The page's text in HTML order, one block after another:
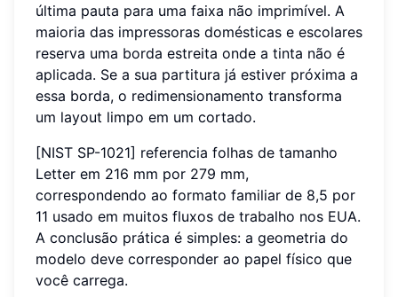
última pauta para uma faixa não imprimível. A
maioria das impressoras domésticas e escolares
reserva uma borda estreita onde a tinta não é
aplicada. Se a sua partitura já estiver próxima a
essa borda, o redimensionamento transforma
um layout limpo em um cortado.
[NIST SP-1021] referencia folhas de tamanho
Letter em 216 mm por 279 mm,
correspondendo ao formato familiar de 8,5 por
11 usado em muitos fluxos de trabalho nos EUA.
A conclusão prática é simples: a geometria do
modelo deve corresponder ao papel físico que
você carrega.